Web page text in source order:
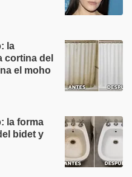
la
cortina del
el moho
la forma
bidet y